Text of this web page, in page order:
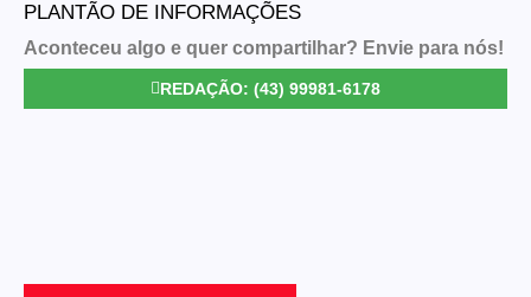
PLANTÃO DE INFORMAÇÕES
Aconteceu algo e quer compartilhar? Envie para nós!
REDAÇÃO: (43) 99981-6178